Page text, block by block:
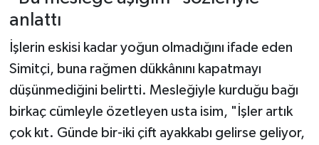
anlattı
İşlerin eskisi kadar yoğun olmadığını ifade eden
Simitçi, buna rağmen dükkânını kapatmayı
düşünmediğini belirtti. Mesleğiyle kurduğu bağı
birkaç cümleyle özetleyen usta isim, "İşler artık
çok kıt. Günde bir-iki çift ayakkabı gelirse geliyor,